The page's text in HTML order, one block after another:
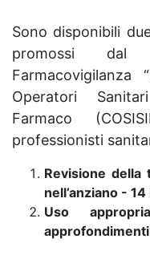
Sono disponibili
promossi dal
Farmacovigilanza
Operatori
Farmaco
professionisti
Revisione
nell’anziano - 14
Uso
approfondimenti